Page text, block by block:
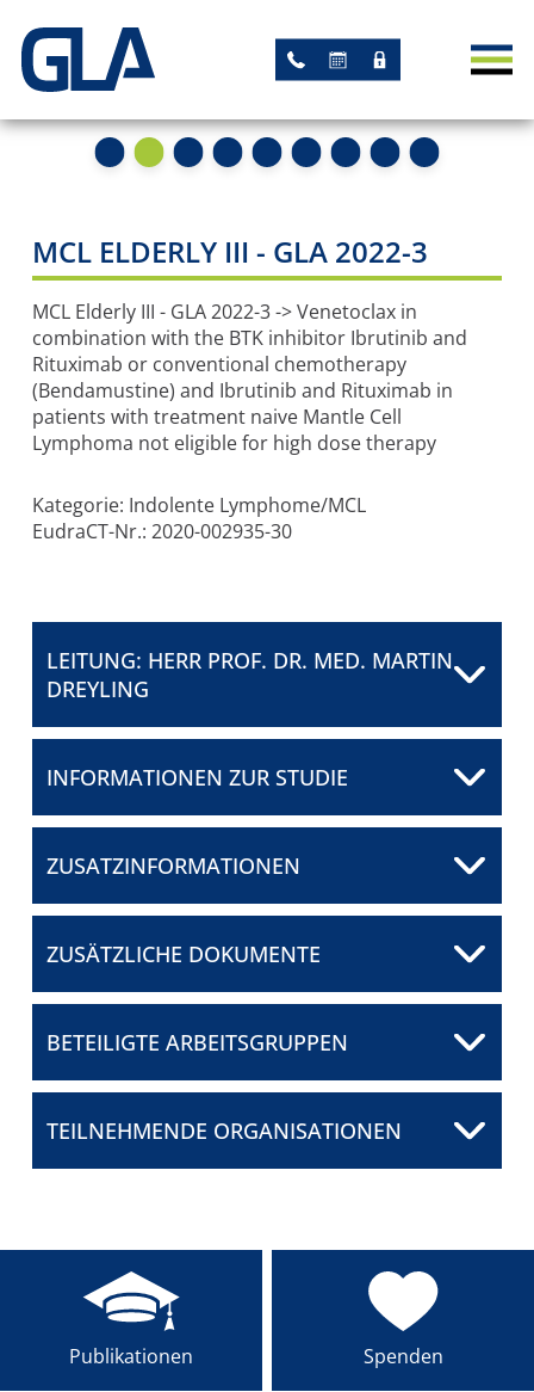
AKTUELLES
TERMINE
STUDIEN
AKADEMISCHE STUDIEN
STUDIEN MIT GLA-
LEITUNG
ARBEITSGRUPPEN
REGISTER
SCORES
SPONSOREN
FÖRDERUNG
FELLOWSHIP-
PROGRAMM
MENTEE-PROGRAMM
MCL ELDERLY III - GLA 2022-3
MCL Elderly III - GLA 2022-3 -> Venetoclax in
combination with the BTK inhibitor Ibrutinib and
Rituximab or conventional chemotherapy
(Bendamustine) and Ibrutinib and Rituximab in
patients with treatment naive Mantle Cell
Lymphoma not eligible for high dose therapy
Kategorie: Indolente Lymphome/MCL
EudraCT-Nr.: 2020-002935-30
LEITUNG: HERR PROF. DR. MED. MARTIN
DREYLING
Herr Prof. Dr. med. Martin
München
E-Mail senden
INFORMATIONEN ZUR STUDIE
ZUSATZINFORMATIONEN
ZUSÄTZLICHE DOKUMENTE
BETEILIGTE ARBEITSGRUPPEN
TEILNEHMENDE ORGANISATIONEN
Publikationen Spenden